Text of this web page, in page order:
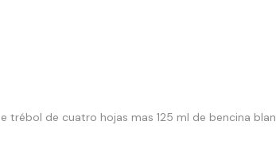
trébol de cuatro hojas mas 125 ml de bencina